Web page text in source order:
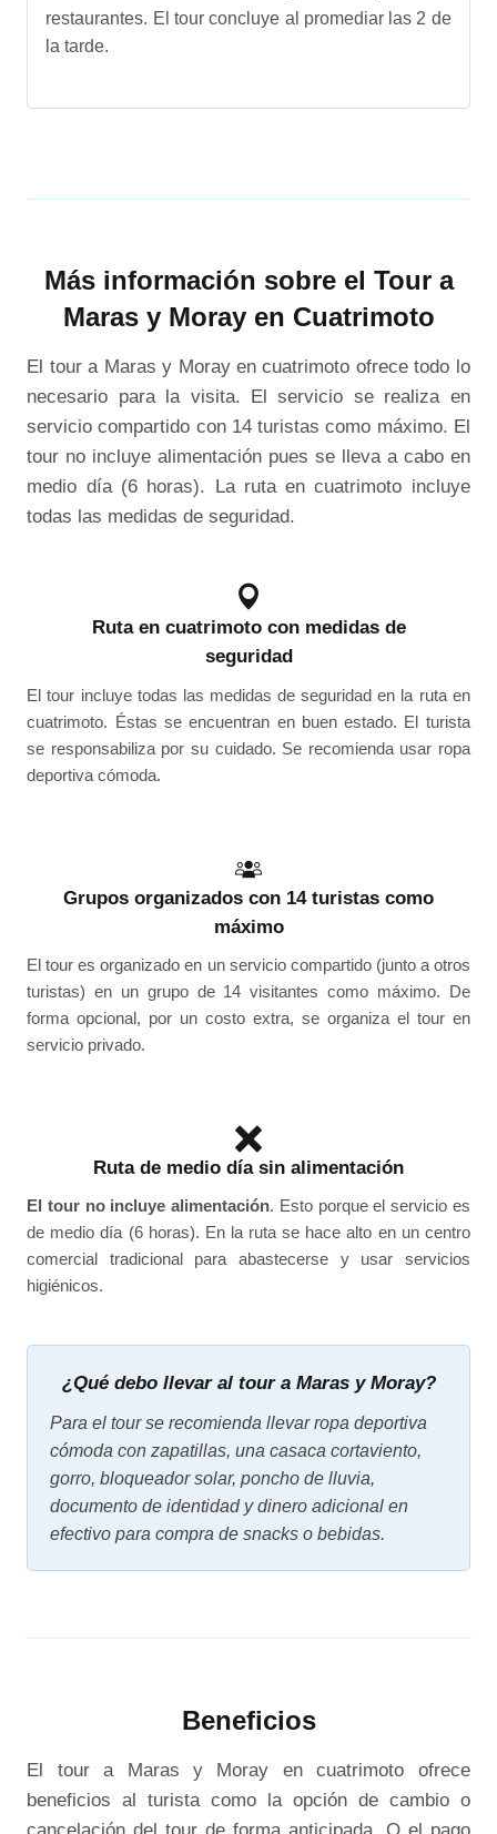
restaurantes. El tour concluye al promediar las 2 de
la tarde.
Más información sobre el Tour a
Maras y Moray en Cuatrimoto
El tour a Maras y Moray en cuatrimoto ofrece todo lo
necesario para la visita. El servicio se realiza en
servicio compartido con 14 turistas como máximo. El
tour no incluye alimentación pues se lleva a cabo en
medio día (6 horas). La ruta en cuatrimoto incluye
todas las medidas de seguridad.
Ruta en cuatrimoto con medidas de
seguridad
El tour incluye todas las medidas de seguridad en la ruta en
cuatrimoto. Éstas se encuentran en buen estado. El turista
se responsabiliza por su cuidado. Se recomienda usar ropa
deportiva cómoda.
Grupos organizados con 14 turistas como
máximo
El tour es organizado en un servicio compartido (junto a otros
turistas) en un grupo de 14 visitantes como máximo. De
forma opcional, por un costo extra, se organiza el tour en
servicio privado.
Ruta de medio día sin alimentación
El tour no incluye alimentación. Esto porque el servicio es
de medio día (6 horas). En la ruta se hace alto en un centro
comercial tradicional para abastecerse y usar servicios
higiénicos.
¿Qué debo llevar al tour a Maras y Moray?
Para el tour se recomienda llevar ropa deportiva
cómoda con zapatillas, una casaca cortaviento,
gorro, bloqueador solar, poncho de lluvia,
documento de identidad y dinero adicional en
efectivo para compra de snacks o bebidas.
Beneficios
El tour a Maras y Moray en cuatrimoto ofrece
beneficios al turista como la opción de cambio o
cancelación del tour de forma anticipada. O el pago